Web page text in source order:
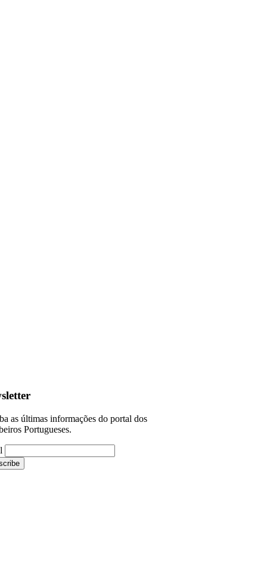
as últimas informações do portal dos
Portugueses.